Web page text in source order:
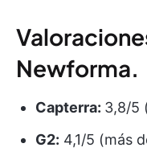
Newforma.
Capterra: 3,8/5
G2: 4,1/5 (más